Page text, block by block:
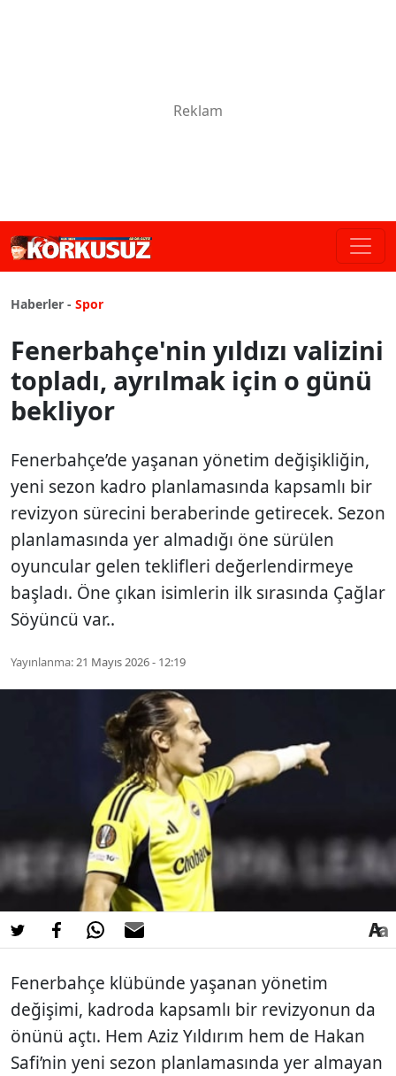
Haberler - Spor
Fenerbahçe'nin yıldızı valizini
topladı, ayrılmak için o günü
bekliyor
Fenerbahçe’de yaşanan yönetim değişikliğin,
yeni sezon kadro planlamasında kapsamlı bir
revizyon sürecini beraberinde getirecek. Sezon
planlamasında yer almadığı öne sürülen
oyuncular gelen teklifleri değerlendirmeye
başladı. Öne çıkan isimlerin ilk sırasında Çağlar
Söyüncü var..
Yayınlanma:21 Mayıs 2026 - 12:19
Fenerbahçe klübünde yaşanan yönetim
değişimi, kadroda kapsamlı bir revizyonun da
önünü açtı. Hem Aziz Yıldırım hem de Hakan
Safi’nin yeni sezon planlamasında yer almayan